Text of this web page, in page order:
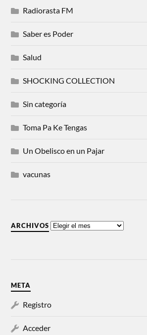
Radiorasta FM
Saber es Poder
Salud
SHOCKING COLLECTION
Sin categoría
Toma Pa Ke Tengas
Un Obelisco en un Pajar
vacunas
ARCHIVOS
META
Registro
Acceder